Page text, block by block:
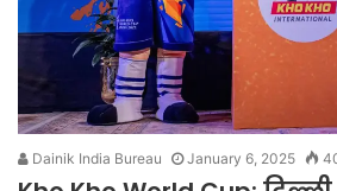
Dainik India Bureau January 6, 2025